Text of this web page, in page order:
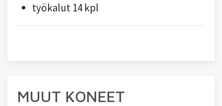
työkalut 14 kpl
MUUT KONEET